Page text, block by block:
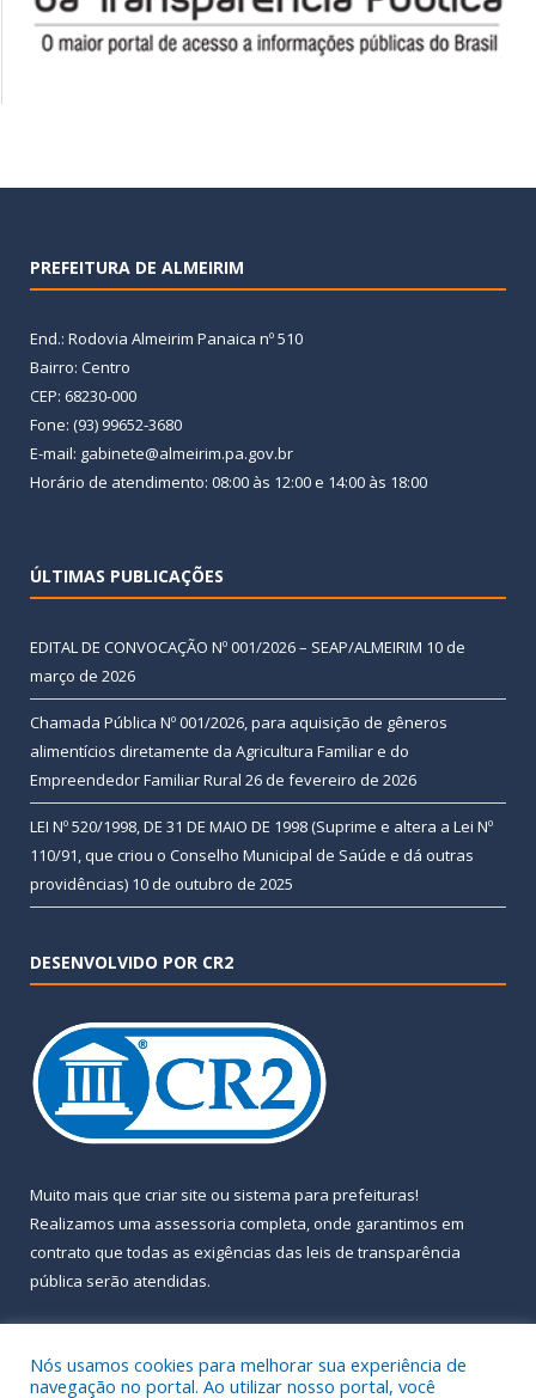
PREFEITURA DE ALMEIRIM
End.: Rodovia Almeirim Panaica nº 510
Bairro: Centro
CEP: 68230-000
Fone: (93) 99652-3680
E-mail: gabinete@almeirim.pa.gov.br
Horário de atendimento: 08:00 às 12:00 e 14:00 às 18:00
ÚLTIMAS PUBLICAÇÕES
EDITAL DE CONVOCAÇÃO Nº 001/2026 – SEAP/ALMEIRIM 10 de
março de 2026
Chamada Pública Nº 001/2026, para aquisição de gêneros
alimentícios diretamente da Agricultura Familiar e do
Empreendedor Familiar Rural 26 de fevereiro de 2026
LEI Nº 520/1998, DE 31 DE MAIO DE 1998 (Suprime e altera a Lei Nº
110/91, que criou o Conselho Municipal de Saúde e dá outras
providências) 10 de outubro de 2025
DESENVOLVIDO POR CR2
Muito mais que criar site ou sistema para prefeituras!
Realizamos uma assessoria completa, onde garantimos em
contrato que todas as exigências das leis de transparência
pública serão atendidas.
Nós usamos cookies para melhorar sua experiência de
navegação no portal. Ao utilizar nosso portal, você